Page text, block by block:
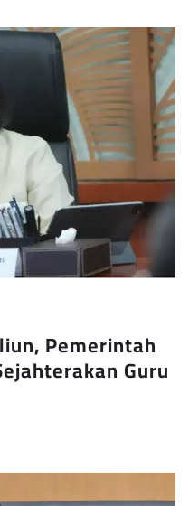
Pemerintah
Guru